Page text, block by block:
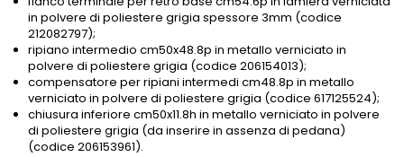
in polvere di poliestere grigia spessore 3mm (codice
212082797);
ripiano intermedio cm50x48.8p in metallo verniciato in
polvere di poliestere grigia (codice 206154013);
compensatore per ripiani intermedi cm48.8p in metallo
verniciato in polvere di poliestere grigia (codice 617125524);
chiusura inferiore cm50x11.8h in metallo verniciato in polvere
di poliestere grigia (da inserire in assenza di pedana)
(codice 206153961).